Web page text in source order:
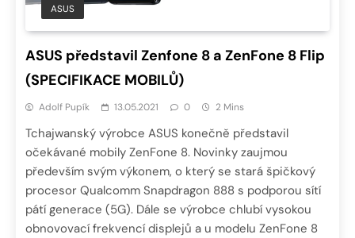
ASUS
ASUS představil Zenfone 8 a ZenFone 8 Flip
(SPECIFIKACE MOBILŮ)
Adolf Pupík 13.05.2021 0 2 Mins
Tchajwanský výrobce ASUS konečně představil
očekávané mobily ZenFone 8. Novinky zaujmou
především svým výkonem, o který se stará špičkový
procesor Qualcomm Snapdragon 888 s podporou sítí
pátí generace (5G). Dále se výrobce chlubí vysokou
obnovovací frekvencí displejů a u modelu ZenFone 8